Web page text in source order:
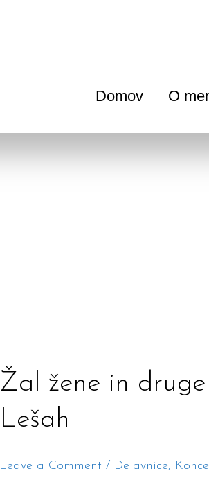
Domov O
Žal žene in
Lešah
Leave a Comment / Delavnice,
Žal
in
pravljice